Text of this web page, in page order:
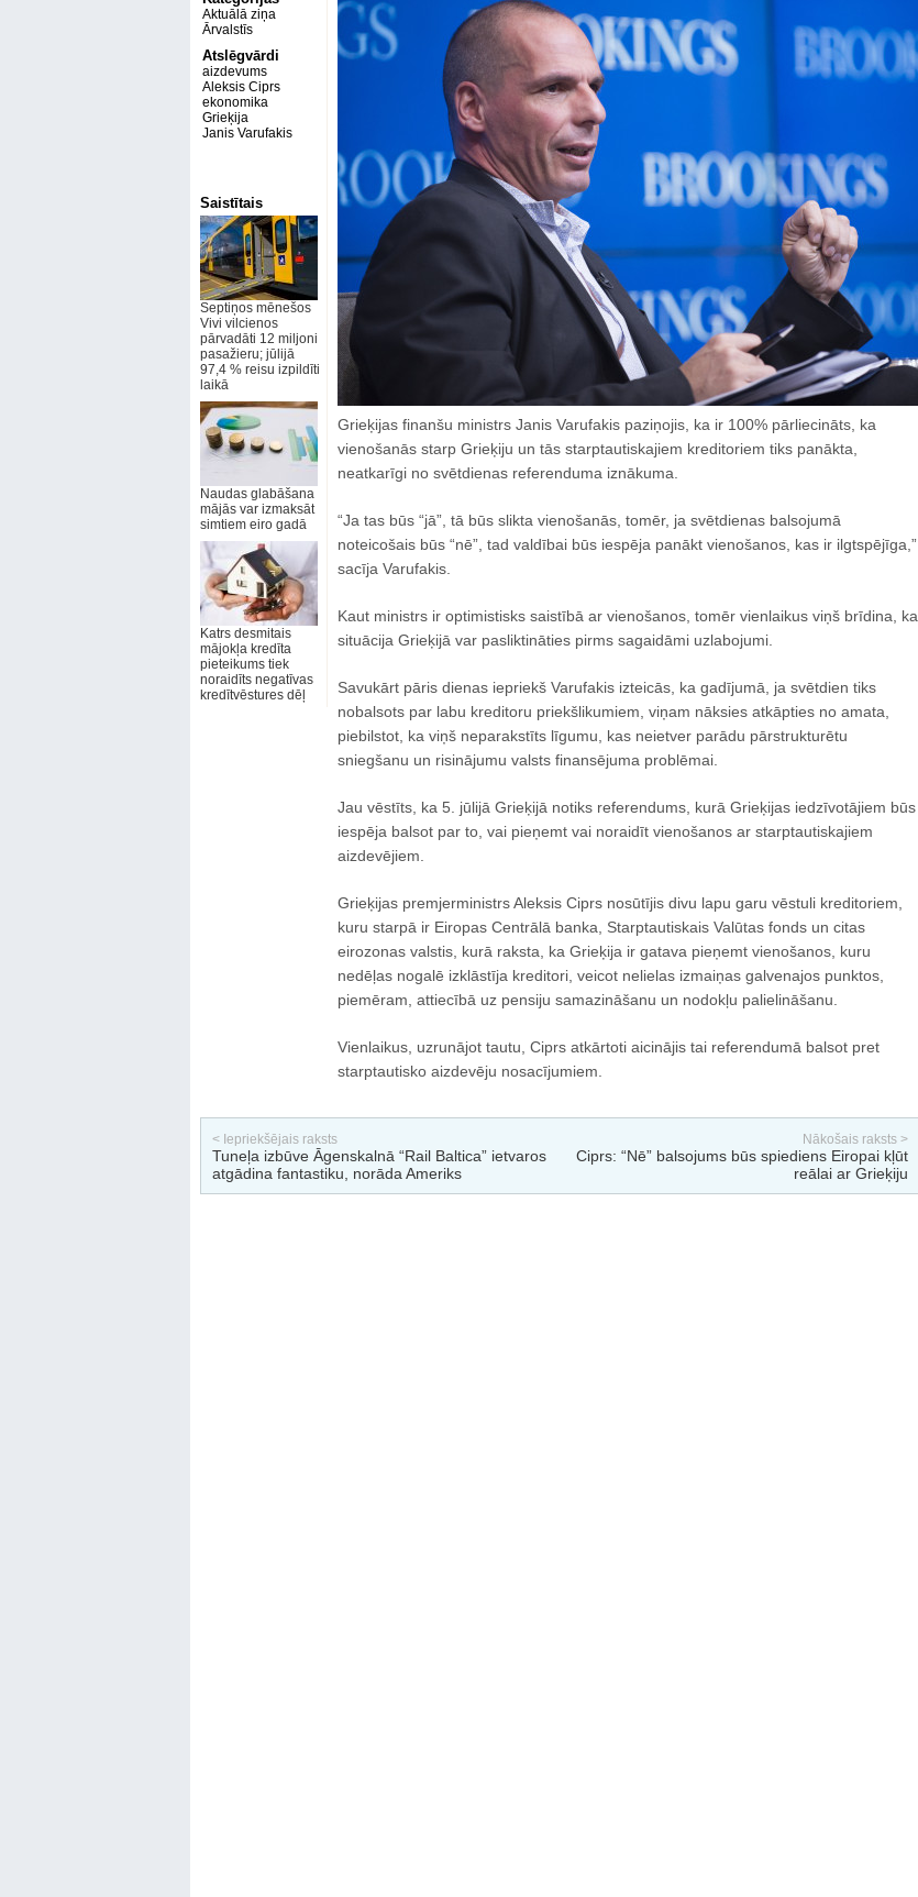
Aktuālā ziņa
Ārvalstīs
Atslēgvārdi
aizdevums
Aleksis Ciprs
ekonomika
Grieķija
Janis Varufakis
Saistītais
Septiņos mēnešos
Vivi vilcienos
pārvadāti 12 miljoni
pasažieru; jūlijā
97,4 % reisu izpildīti
laikā
Naudas glabāšana
mājās var izmaksāt
simtiem eiro gadā
Katrs desmitais
mājokļa kredīta
pieteikums tiek
noraidīts negatīvas
kredītvēstures dēļ
Grieķijas finanšu ministrs Janis Varufakis paziņojis, ka ir 100% pārliecināts, ka
vienošanās starp Grieķiju un tās starptautiskajiem kreditoriem tiks panākta,
neatkarīgi no svētdienas referenduma iznākuma.
“Ja tas būs “jā”, tā būs slikta vienošanās, tomēr, ja svētdienas balsojumā
noteicošais būs “nē”, tad valdībai būs iespēja panākt vienošanos, kas ir ilgtspējīga,”
sacīja Varufakis.
Kaut ministrs ir optimistisks saistībā ar vienošanos, tomēr vienlaikus viņš brīdina, ka
situācija Grieķijā var pasliktināties pirms sagaidāmi uzlabojumi.
Savukārt pāris dienas iepriekš Varufakis izteicās, ka gadījumā, ja svētdien tiks
nobalsots par labu kreditoru priekšlikumiem, viņam nāksies atkāpties no amata,
piebilstot, ka viņš neparakstīts līgumu, kas neietver parādu pārstrukturētu
sniegšanu un risinājumu valsts finansējuma problēmai.
Jau vēstīts, ka 5. jūlijā Grieķijā notiks referendums, kurā Grieķijas iedzīvotājiem būs
iespēja balsot par to, vai pieņemt vai noraidīt vienošanos ar starptautiskajiem
aizdevējiem.
Grieķijas premjerministrs Aleksis Ciprs nosūtījis divu lapu garu vēstuli kreditoriem,
kuru starpā ir Eiropas Centrālā banka, Starptautiskais Valūtas fonds un citas
eirozonas valstis, kurā raksta, ka Grieķija ir gatava pieņemt vienošanos, kuru
nedēļas nogalē izklāstīja kreditori, veicot nelielas izmaiņas galvenajos punktos,
piemēram, attiecībā uz pensiju samazināšanu un nodokļu palielināšanu.
Vienlaikus, uzrunājot tautu, Ciprs atkārtoti aicinājis tai referendumā balsot pret
starptautisko aizdevēju nosacījumiem.
< Iepriekšējais raksts
Tuneļa izbūve Āgenskalnā “Rail Baltica” ietvaros
atgādina fantastiku, norāda Ameriks
Nākošais raksts >
Ciprs: “Nē” balsojums būs spiediens Eiropai kļūt
reālai ar Grieķiju